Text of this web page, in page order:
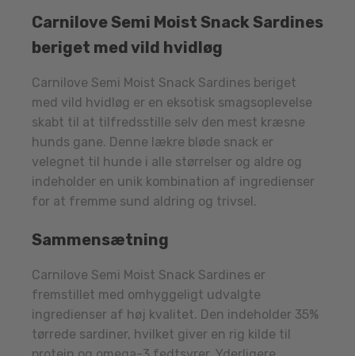
Carnilove Semi Moist Snack Sardines
beriget med vild hvidløg
Carnilove Semi Moist Snack Sardines beriget
med vild hvidløg er en eksotisk smagsoplevelse
skabt til at tilfredsstille selv den mest kræsne
hunds gane. Denne lækre bløde snack er
velegnet til hunde i alle størrelser og aldre og
indeholder en unik kombination af ingredienser
for at fremme sund aldring og trivsel.
Sammensætning
Carnilove Semi Moist Snack Sardines er
fremstillet med omhyggeligt udvalgte
ingredienser af høj kvalitet. Den indeholder 35%
tørrede sardiner, hvilket giver en rig kilde til